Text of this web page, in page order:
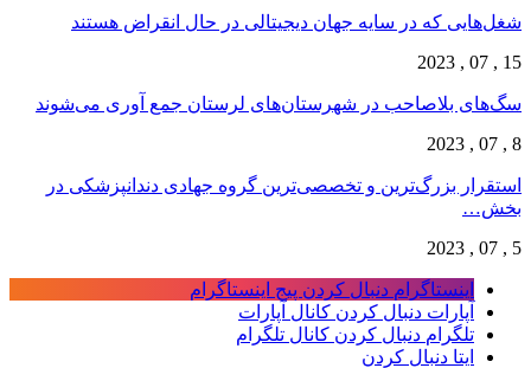
شغل‌‌هایی که در سایه جهان دیجیتالی در حال انقراض هستند
15 , 07 , 2023
سگ‌های بلاصاحب در شهرستان‌های لرستان جمع آوری می‌شوند
8 , 07 , 2023
استقرار بزرگ‌ترین و تخصصی‌ترین گروه جهادی دندانپزشکی در
بخش…
5 , 07 , 2023
اینستاگرام دنبال کردن پیج اینستاگرام
آپارات دنبال کردن کانال آپارات
تلگرام دنبال کردن کانال تلگرام
ایتا دنبال کردن